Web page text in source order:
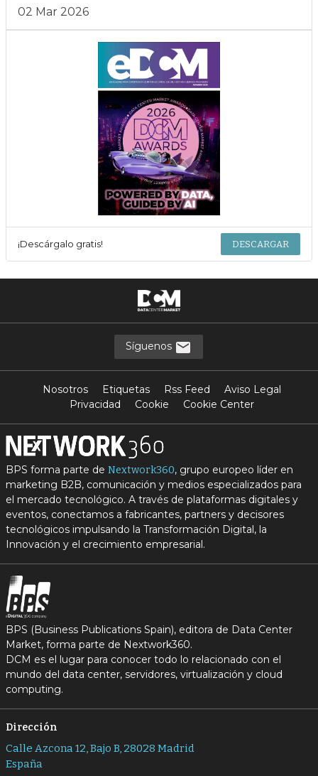
02 Mar 2026
¡Descárgalo gratis! DESCARGAR
Síguenos
Nosotros Etiquetas Rss Feed
Aviso Legal
Privacidad
Cookie Cookie Center
BPS forma parte de Nextwork360, grupo europeo líder en
marketing B2B, comunicación y medios especializados para
el mercado tecnológico. A través de plataformas digitales y
eventos, conectamos a fabricantes, partners y decisores
tecnológicos impulsando la Transformación Digital, la
Innovación y el crecimiento empresarial.
BPS (Business Publications Spain), editora de Data Center
Market, forma parte de Nextwork360.
DCM es el lugar para conocer todo lo relacionado con el
mundo del data center, servidores, virtualización y cloud
computing.
Dirección
Calle Azcona 12, Bajo B, 28028 Madrid
España